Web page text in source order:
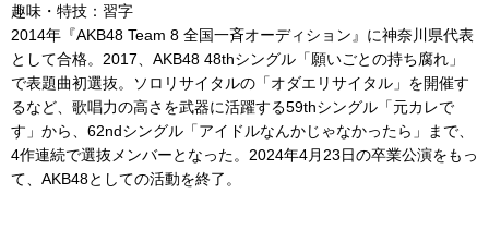
趣味・特技：習字
2014年『AKB48 Team 8 全国一斉オーディション』に神奈川県代表
として合格。2017、AKB48 48thシングル「願いごとの持ち腐れ」
で表題曲初選抜。ソロリサイタルの「オダエリサイタル」を開催す
るなど、歌唱力の高さを武器に活躍する59thシングル「元カレで
す」から、62ndシングル「アイドルなんかじゃなかったら」まで、
4作連続で選抜メンバーとなった。2024年4月23日の卒業公演をもっ
て、AKB48としての活動を終了。